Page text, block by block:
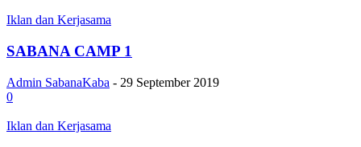
Iklan dan Kerjasama
SABANA CAMP 1
Admin SabanaKaba - 29 September 2019
0
Iklan dan Kerjasama